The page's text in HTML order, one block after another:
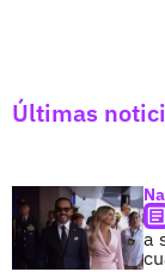
Últimas
a